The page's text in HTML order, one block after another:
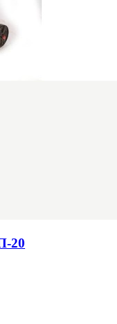
20